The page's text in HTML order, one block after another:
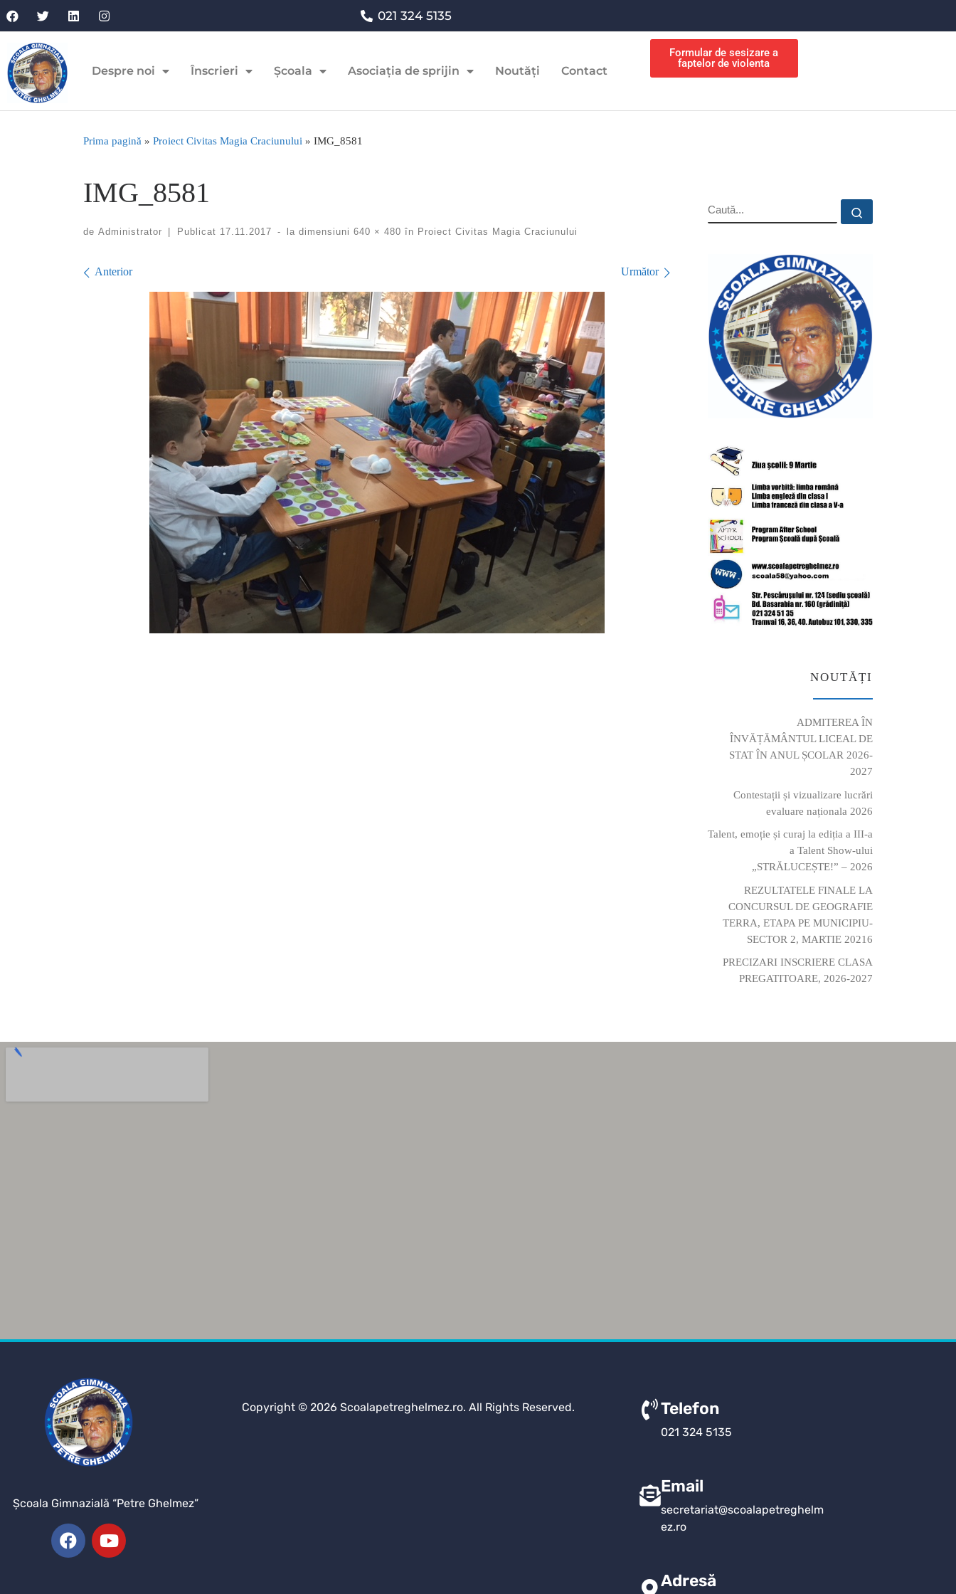
021 324 5135
Despre noi Înscrieri Școala Asociația de sprijin Noutăți Contact
Formular de sesizare a
faptelor de violenta
Prima pagină » Proiect Civitas Magia Craciunului » IMG_8581
IMG_8581
de Administrator | Publicat 17.11.2017 - la dimensiuni 640 × 480 în Proiect Civitas Magia Craciunului
Navigare în imagini
Anterior Următor
NOUTĂȚI
ADMITEREA ÎN
ÎNVĂȚĂMÂNTUL LICEAL DE
STAT ÎN ANUL ȘCOLAR 2026-
2027
Contestații și vizualizare lucrări
evaluare naționala 2026
Talent, emoție și curaj la ediția a III-a
a Talent Show-ului
„STRĂLUCEȘTE!” – 2026
REZULTATELE FINALE LA
CONCURSUL DE GEOGRAFIE
TERRA, ETAPA PE MUNICIPIU-
SECTOR 2, MARTIE 20216
PRECIZARI INSCRIERE CLASA
PREGATITOARE, 2026-2027
Şcoala Gimnazială “Petre Ghelmez”
Copyright © 2026 Scoalapetreghelmez.ro. All Rights Reserved. Telefon
021 324 5135
Email
secretariat@scoalapetreghelm
ez.ro
Adresă